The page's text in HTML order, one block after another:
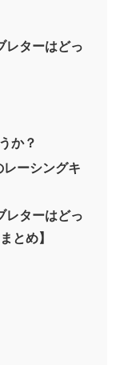
レターはどっ
か？
レーシングキ
レターはどっ
とめ】